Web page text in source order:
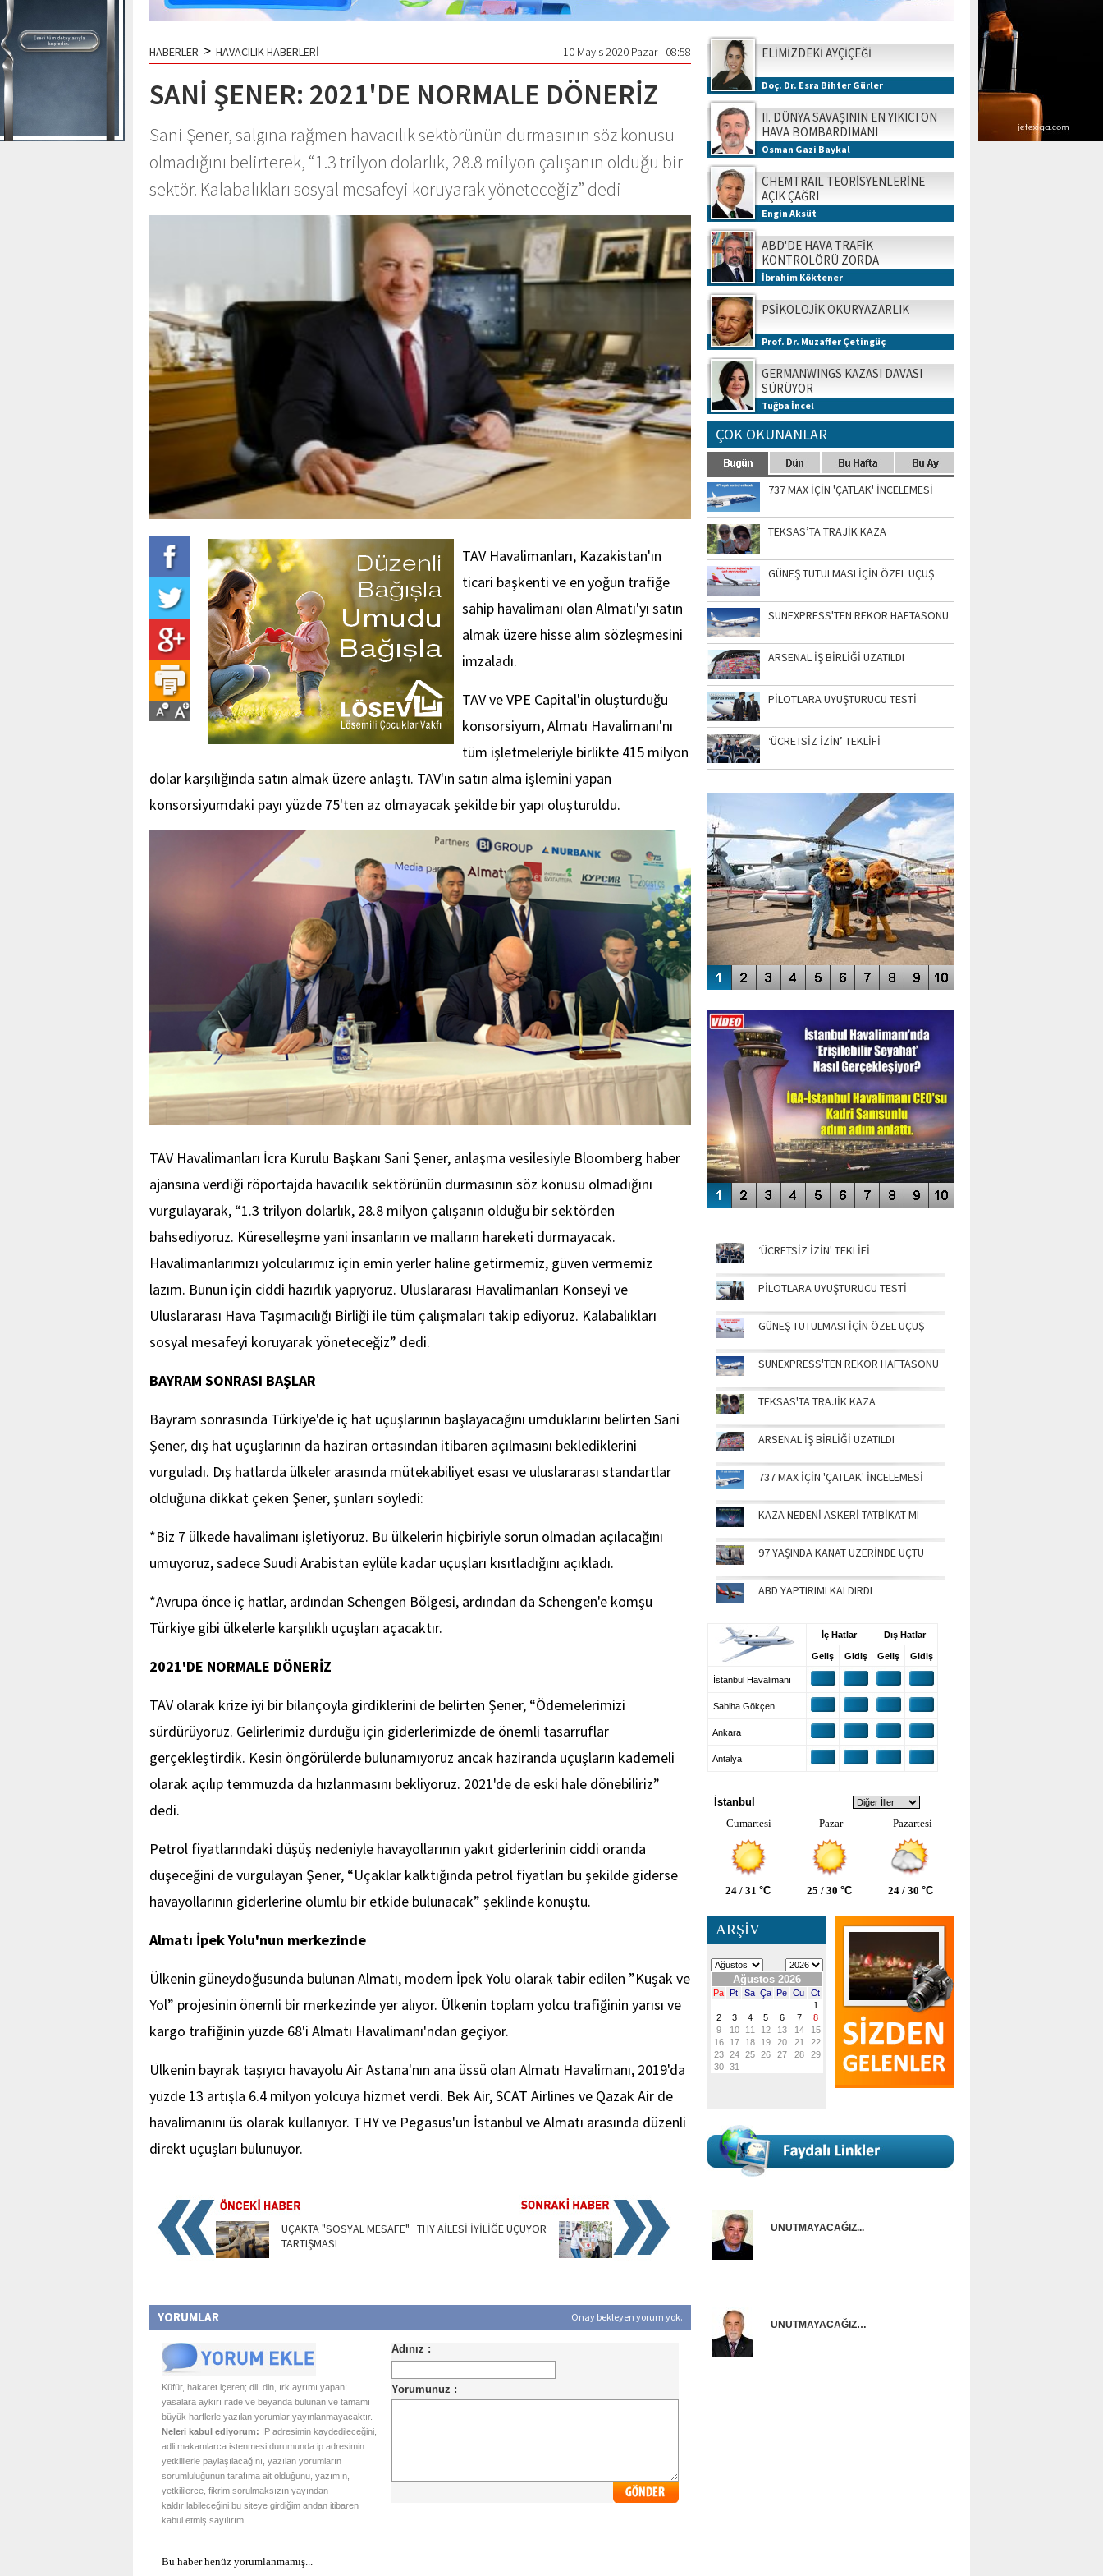
HABERLER > HAVACILIK HABERLERİ 10 Mayıs 2020 Pazar - 08:58
SANİ ŞENER: 2021'DE NORMALE DÖNERİZ
Sani Şener, salgına rağmen havacılık sektörünün durmasının söz konusu
olmadığını belirterek, “1.3 trilyon dolarlık, 28.8 milyon çalışanın olduğu bir
sektör. Kalabalıkları sosyal mesafeyi koruyarak yöneteceğiz” dedi
TAV Havalimanları, Kazakistan'ın
ticari başkenti ve en yoğun trafiğe
sahip havalimanı olan Almatı'yı satın
almak üzere hisse alım sözleşmesini
imzaladı.
TAV ve VPE Capital'in oluşturduğu
konsorsiyum, Almatı Havalimanı'nı
tüm işletmeleriyle birlikte 415 milyon
dolar karşılığında satın almak üzere anlaştı. TAV'ın satın alma işlemini yapan
konsorsiyumdaki payı yüzde 75'ten az olmayacak şekilde bir yapı oluşturuldu.
TAV Havalimanları İcra Kurulu Başkanı Sani Şener, anlaşma vesilesiyle Bloomberg haber
ajansına verdiği röportajda havacılık sektörünün durmasının söz konusu olmadığını
vurgulayarak, “1.3 trilyon dolarlık, 28.8 milyon çalışanın olduğu bir sektörden
bahsediyoruz. Küreselleşme yani insanların ve malların hareketi durmayacak.
Havalimanlarımızı yolcularımız için emin yerler haline getirmemiz, güven vermemiz
lazım. Bunun için ciddi hazırlık yapıyoruz. Uluslararası Havalimanları Konseyi ve
Uluslararası Hava Taşımacılığı Birliği ile tüm çalışmaları takip ediyoruz. Kalabalıkları
sosyal mesafeyi koruyarak yöneteceğiz” dedi.
BAYRAM SONRASI BAŞLAR
Bayram sonrasında Türkiye'de iç hat uçuşlarının başlayacağını umduklarını belirten Sani
Şener, dış hat uçuşlarının da haziran ortasından itibaren açılmasını beklediklerini
vurguladı. Dış hatlarda ülkeler arasında mütekabiliyet esası ve uluslararası standartlar
olduğuna dikkat çeken Şener, şunları söyledi:
*Biz 7 ülkede havalimanı işletiyoruz. Bu ülkelerin hiçbiriyle sorun olmadan açılacağını
umuyoruz, sadece Suudi Arabistan eylüle kadar uçuşları kısıtladığını açıkladı.
*Avrupa önce iç hatlar, ardından Schengen Bölgesi, ardından da Schengen'e komşu
Türkiye gibi ülkelerle karşılıklı uçuşları açacaktır.
2021'DE NORMALE DÖNERİZ
TAV olarak krize iyi bir bilançoyla girdiklerini de belirten Şener, “Ödemelerimizi
sürdürüyoruz. Gelirlerimiz durduğu için giderlerimizde de önemli tasarruflar
gerçekleştirdik. Kesin öngörülerde bulunamıyoruz ancak haziranda uçuşların kademeli
olarak açılıp temmuzda da hızlanmasını bekliyoruz. 2021'de de eski hale dönebiliriz”
dedi.
Petrol fiyatlarındaki düşüş nedeniyle havayollarının yakıt giderlerinin ciddi oranda
düşeceğini de vurgulayan Şener, “Uçaklar kalktığında petrol fiyatları bu şekilde giderse
havayollarının giderlerine olumlu bir etkide bulunacak” şeklinde konuştu.
Almatı İpek Yolu'nun merkezinde
Ülkenin güneydoğusunda bulunan Almatı, modern İpek Yolu olarak tabir edilen ”Kuşak ve
Yol” projesinin önemli bir merkezinde yer alıyor. Ülkenin toplam yolcu trafiğinin yarısı ve
kargo trafiğinin yüzde 68'i Almatı Havalimanı'ndan geçiyor.
Ülkenin bayrak taşıyıcı havayolu Air Astana'nın ana üssü olan Almatı Havalimanı, 2019'da
yüzde 13 artışla 6.4 milyon yolcuya hizmet verdi. Bek Air, SCAT Airlines ve Qazak Air de
havalimanını üs olarak kullanıyor. THY ve Pegasus'un İstanbul ve Almatı arasında düzenli
direkt uçuşları bulunuyor.
UÇAKTA "SOSYAL MESAFE"
TARTIŞMASI
THY AİLESİ İYİLİĞE UÇUYOR
YORUMLAR Onay bekleyen yorum yok.
Küfür, hakaret içeren; dil, din, ırk ayrımı yapan;
yasalara aykırı ifade ve beyanda bulunan ve tamamı
büyük harflerle yazılan yorumlar yayınlanmayacaktır.
Neleri kabul ediyorum: IP adresimin kaydedileceğini,
adli makamlarca istenmesi durumunda ip adresimin
yetkililerle paylaşılacağını, yazılan yorumların
sorumluluğunun tarafıma ait olduğunu, yazımın,
yetkililerce, fikrim sorulmaksızın yayından
kaldırılabileceğini bu siteye girdiğim andan itibaren
kabul etmiş sayılırım.
Bu haber henüz yorumlanmamış...
ELİMİZDEKİ AYÇİÇEĞİ
Doç. Dr. Esra Bihter Gürler
II. DÜNYA SAVAŞININ EN YIKICI ON
HAVA BOMBARDIMANI
Osman Gazi Baykal
CHEMTRAIL TEORİSYENLERİNE
AÇIK ÇAĞRI
Engin Aksüt
ABD'DE HAVA TRAFİK
KONTROLÖRÜ ZORDA
İbrahim Köktener
PSİKOLOJİK OKURYAZARLIK
Prof. Dr. Muzaffer Çetingüç
GERMANWINGS KAZASI DAVASI
SÜRÜYOR
Tuğba İncel
ÇOK OKUNANLAR
737 MAX İÇİN 'ÇATLAK' İNCELEMESİ
TEKSAS’TA TRAJİK KAZA
GÜNEŞ TUTULMASI İÇİN ÖZEL UÇUŞ
SUNEXPRESS'TEN REKOR HAFTASONU
ARSENAL İŞ BİRLİĞİ UZATILDI
PİLOTLARA UYUŞTURUCU TESTİ
‘ÜCRETSİZ İZİN’ TEKLİFİ
SİNGAPUR AIRSHOW-2020
ENGELLERİN AŞILDIĞI HAVALİMANI
‘ÜCRETSİZ İZİN' TEKLİFİ
PİLOTLARA UYUŞTURUCU TESTİ
GÜNEŞ TUTULMASI İÇİN ÖZEL UÇUŞ
SUNEXPRESS'TEN REKOR HAFTASONU
TEKSAS'TA TRAJİK KAZA
ARSENAL İŞ BİRLİĞİ UZATILDI
737 MAX İÇİN 'ÇATLAK' İNCELEMESİ
KAZA NEDENİ ASKERİ TATBİKAT MI
97 YAŞINDA KANAT ÜZERİNDE UÇTU
ABD YAPTIRIMI KALDIRDI
İç Hatlar Dış Hatlar
Geliş Gidiş Geliş Gidiş
İstanbul Havalimanı
Sabiha Gökçen
Ankara
Antalya
İstanbul
Cumartesi
Pazar Pazartesi
24 / 31 °C 25 / 30 °C 24 / 30 °C
ARŞİV
UNUTMAYACAĞIZ...
UNUTMAYACAĞIZ…